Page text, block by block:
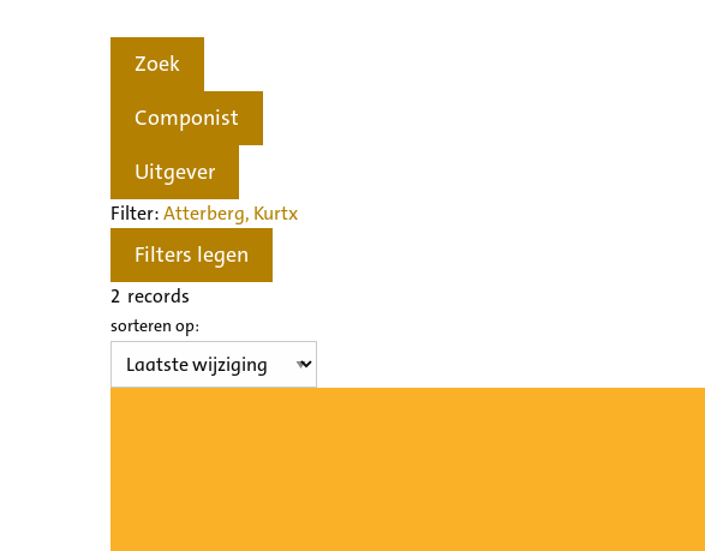
Zoek
Componist
Uitgever
Filter:Atterberg, Kurtx
Filters legen
2 records
sorteren op: